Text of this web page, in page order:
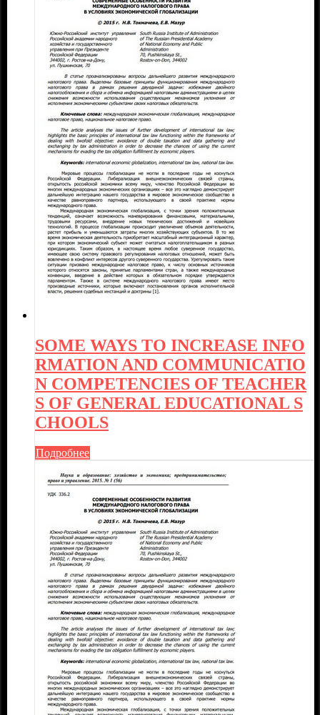
SOME WAYS TO INCREASE INFO
RMATION AND COMMUNICATIO
N COMPETENCIES OF TEACHER
S OF GENERAL EDUCATIONAL S
CHOOLS
Подробнее